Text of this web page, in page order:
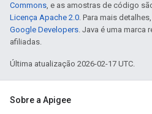
Commons, e as amostras de código
Licença Apache 2.0. Para mais
Google Developers. Java é uma marca
afiliadas.
Última atualização 2026-02-17 UTC.
Sobre a Apigee